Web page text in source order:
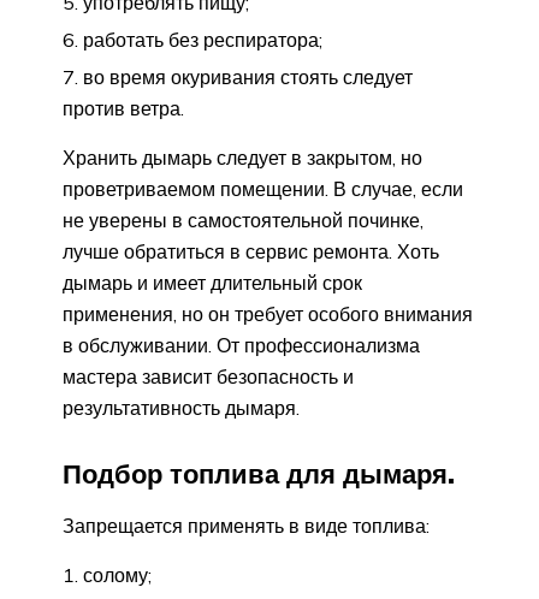
работать без респиратора;
во время окуривания стоять следует
против ветра.
Хранить дымарь следует в закрытом, но
проветриваемом помещении. В случае, если
не уверены в самостоятельной починке,
лучше обратиться в сервис ремонта. Хоть
дымарь и имеет длительный срок
применения, но он требует особого внимания
в обслуживании. От профессионализма
мастера зависит безопасность и
результативность дымаря.
Подбор топлива для дымаря.
Запрещается применять в виде топлива:
солому;